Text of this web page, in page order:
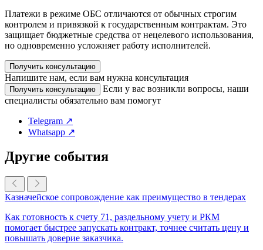
Платежи в режиме ОБС отличаются от обычных строгим
контролем и привязкой к государственным контрактам. Это
защищает бюджетные средства от нецелевого использования,
но одновременно усложняет работу исполнителей.
Получить консультацию
Напишите нам, если вам нужна консультация
Получить консультацию
Если у вас возникли вопросы, наши
специалисты обязательно вам помогут
Telegram ↗
Whatsapp ↗
Другие события
Казначейское сопровождение как преимущество в тендерах
Как готовность к счету 71, раздельному учету и РКМ
помогает быстрее запускать контракт, точнее считать цену и
повышать доверие заказчика.